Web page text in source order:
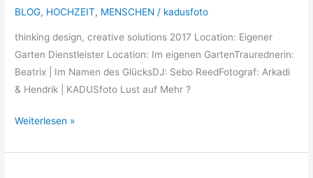
BLOG, HOCHZEIT, MENSCHEN / kadusfoto
thinking design, creative solutions 2017 Location: Eigener
Garten Dienstleister Location: Im eigenen GartenTraurednerin:
Beatrix | Im Namen des GlücksDJ: Sebo ReedFotograf: Arkadi
& Hendrik | KADUSfoto Lust auf Mehr ?
Weiterlesen »